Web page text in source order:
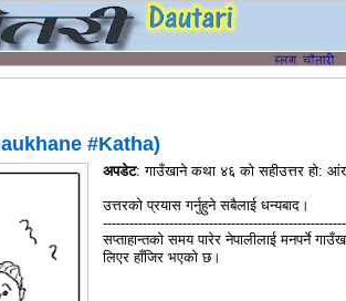
#Katha)
अपडेट: गाउँखाने कथा ४६ को सहीउत्तर हो:
उत्तरको प्रयास गर्नुहुने सबैलाई धन्यबाद।
सप्ताहान्तको समय पारेर नेपालीलाई मनपर्ने
लिएर हाँजिर भएको छ।